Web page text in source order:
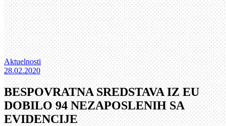
Aktuelnosti
28.02.2020
BESPOVRATNA SREDSTAVA IZ EU
DOBILO 94 NEZAPOSLENIH SA
EVIDENCIJE